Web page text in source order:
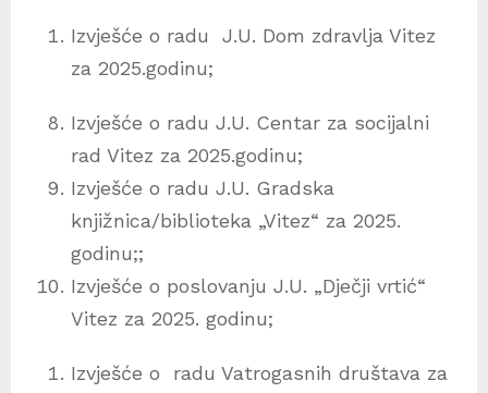
Izvješće o radu J.U. Dom zdravlja Vitez
za 2025.godinu;
Izvješće o radu J.U. Centar za socijalni
rad Vitez za 2025.godinu;
Izvješće o radu J.U. Gradska
knjižnica/biblioteka „Vitez“ za 2025.
godinu;;
Izvješće o poslovanju J.U. „Dječji vrtić“
Vitez za 2025. godinu;
Izvješće o radu Vatrogasnih društava za